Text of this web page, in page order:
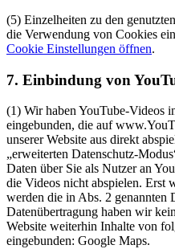
(5) Einzelheiten zu den
die Verwendung von Cookies
Cookie Einstellungen öffnen.
7. Einbindung von
(1) Wir haben YouTube-Videos
eingebunden, die auf
unserer Website aus direkt
„erweiterten Datenschutz-
Daten über Sie als Nutzer an
die Videos nicht abspielen. Erst
werden die in Abs. 2 genannten
Datenübertragung haben wir
Website weiterhin Inhalte von
eingebunden: Google Maps.